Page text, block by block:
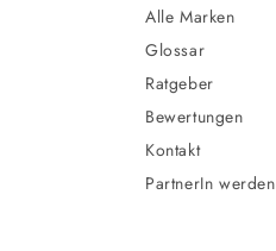
Alle Marken
Glossar
Ratgeber
Bewertungen
Kontakt
PartnerIn werden